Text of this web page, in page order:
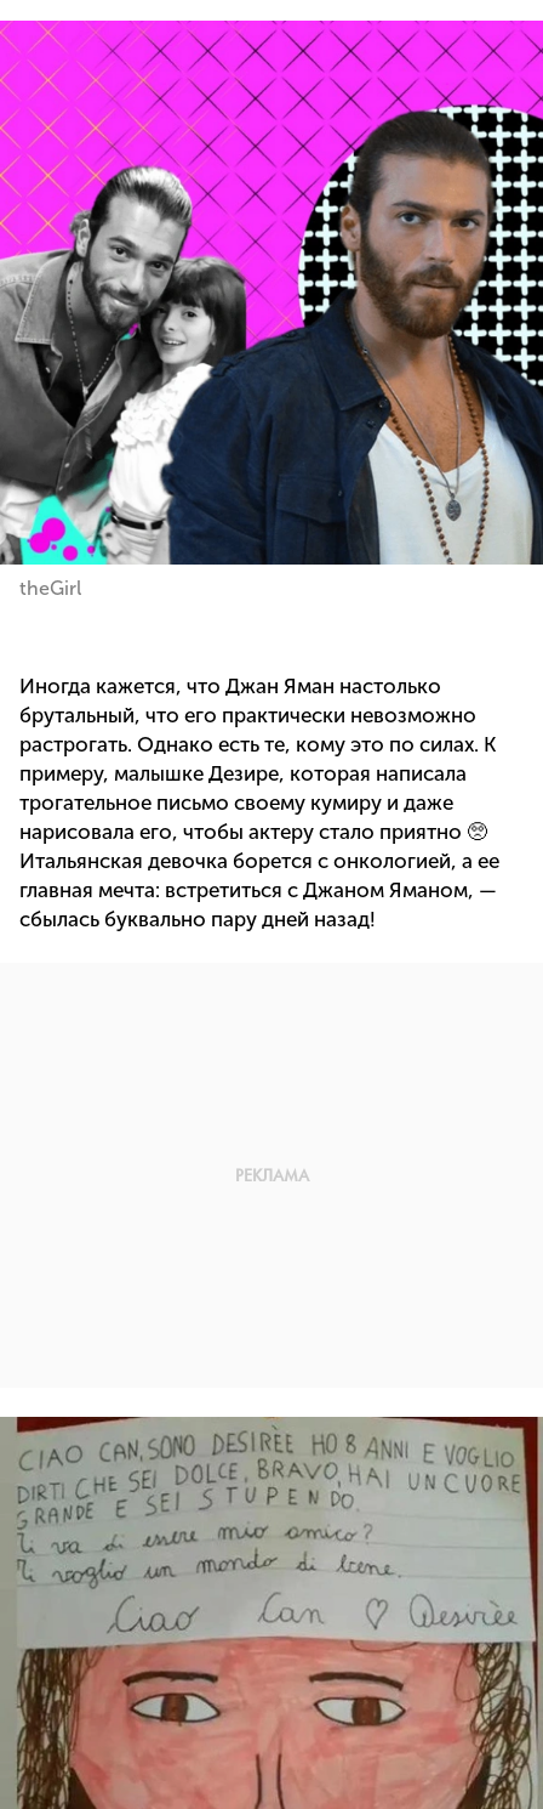
theGirl
Иногда кажется, что Джан Яман настолько
брутальный, что его практически невозможно
растрогать. Однако есть те, кому это по силах. К
примеру, малышке Дезире, которая написала
трогательное письмо своему кумиру и даже
нарисовала его, чтобы актеру стало приятно 🥺
Итальянская девочка борется с онкологией, а ее
главная мечта: встретиться с Джаном Яманом, —
сбылась буквально пару дней назад!